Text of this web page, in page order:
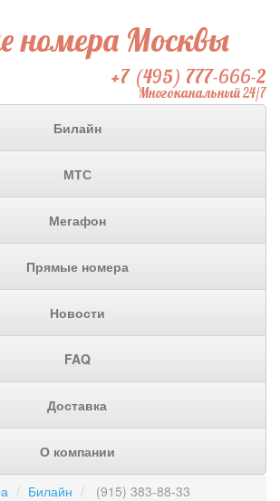
номера Москвы
+7 (495) 777-666-2
Многоканальный 24/7
Билайн
МТС
Мегафон
Прямые номера
Новости
FAQ
Доставка
О компании
Билайн (915) 383-88-33